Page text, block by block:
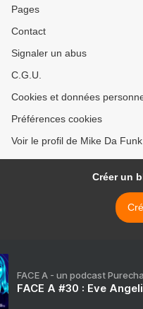
Pages
Contact
Signaler un abus
C.G.U.
Cookies et données
Préférences cookies
Voir le profil de Mike Da
Créer un
FACE A - un podcast
FACE A #30 : Eve